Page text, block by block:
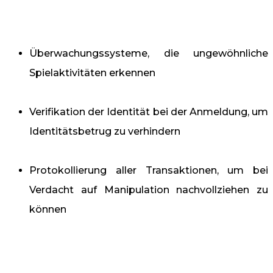
Überwachungssysteme, die ungewöhnliche
Spielaktivitäten erkennen
Verifikation der Identität bei der Anmeldung, um
Identitätsbetrug zu verhindern
Protokollierung aller Transaktionen, um bei
Verdacht auf Manipulation nachvollziehen zu
können